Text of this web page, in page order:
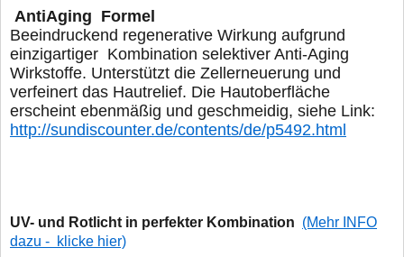
Beeindruckend regenerative Wirkung aufgrund
einzigartiger Kombination selektiver Anti-Aging
Wirkstoffe. Unterstützt die Zellerneuerung und
verfeinert das Hautrelief. Die Hautoberfläche
erscheint ebenmäßig und geschmeidig, siehe Link:
http://sundiscounter.de/contents/de/p5492.html
UV- und Rotlicht in perfekter Kombination (Mehr INFO
dazu - klicke hier)